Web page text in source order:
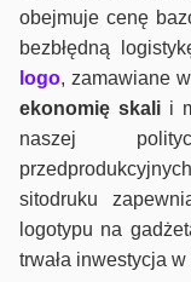
obejmuje cenę
bezbłędną
logo, zamawiane
ekonomię skalii
naszej
sitodruku
logotypu na
trwała inwestycja